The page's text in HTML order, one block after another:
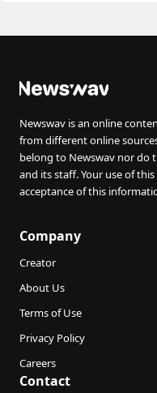
Newswav is an online
from different online
belong to Newswav nor do
and its staff. Your use of
acceptance of this
Company
Creator
About Us
Terms of Use
Privacy Policy
Careers
Contact